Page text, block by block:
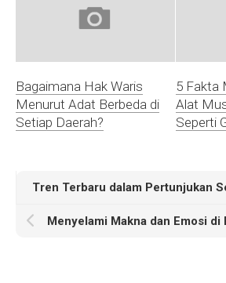
Bagaimana Hak Waris
Menurut Adat Berbeda di
Setiap Daerah?
5 Fakta
Alat
Seperti